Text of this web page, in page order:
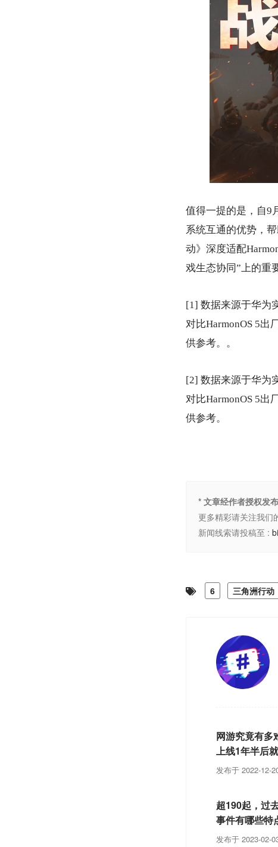
值得一提的是，自9
系统互通的优势，
动》深度适配
戏生态协同”上的重
[1] 数据来源于华为
对比HarmonOS 5出
供参考。。
[2] 数据来源于华为
对比HarmonOS 5出
供参考。
* 文章经作者授权发
更多精彩请关注我们
新闻线索请投稿至 :
6 三角洲行动
网游究竟有多
上线1年半后
发布于 2022-12-
超190起，过
事件有哪些特
发布于 2023-02-